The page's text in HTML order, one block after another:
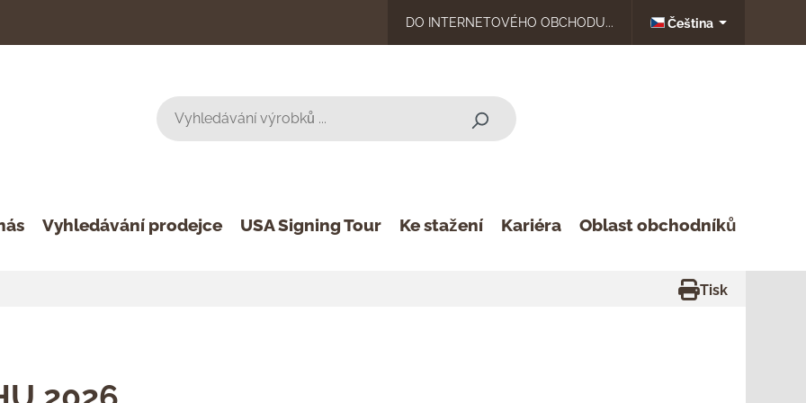
DO INTERNETOVÉHO OBCHODU... Čeština
Vyhledávání prodejce USA Signing Tour Ke stažení Kariéra Oblast obchodníků
Tisk